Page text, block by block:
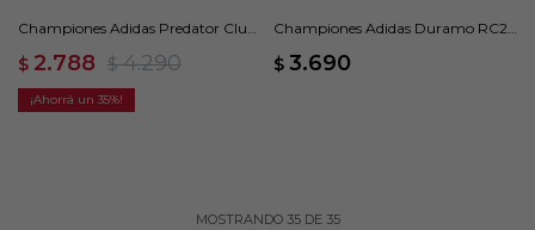
Championes Adidas Predator Club
$ 2.788 $ 4.290
35
Championes Adidas Duramo RC2 -
$ 3.690
MOSTRANDO 35DE 35